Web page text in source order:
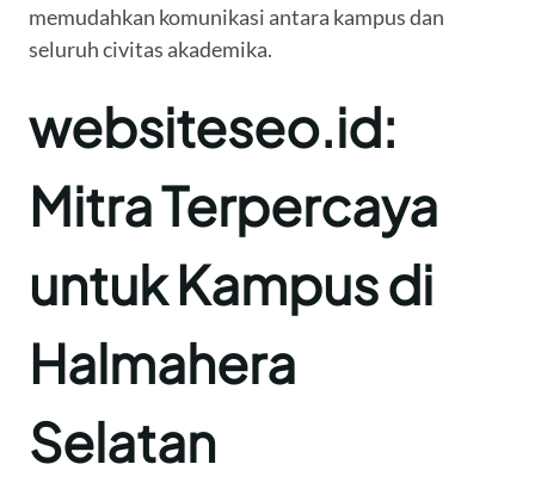
memudahkan komunikasi antara kampus dan
seluruh civitas akademika.
websiteseo.id:
Mitra Terpercaya
untuk Kampus di
Halmahera
Selatan